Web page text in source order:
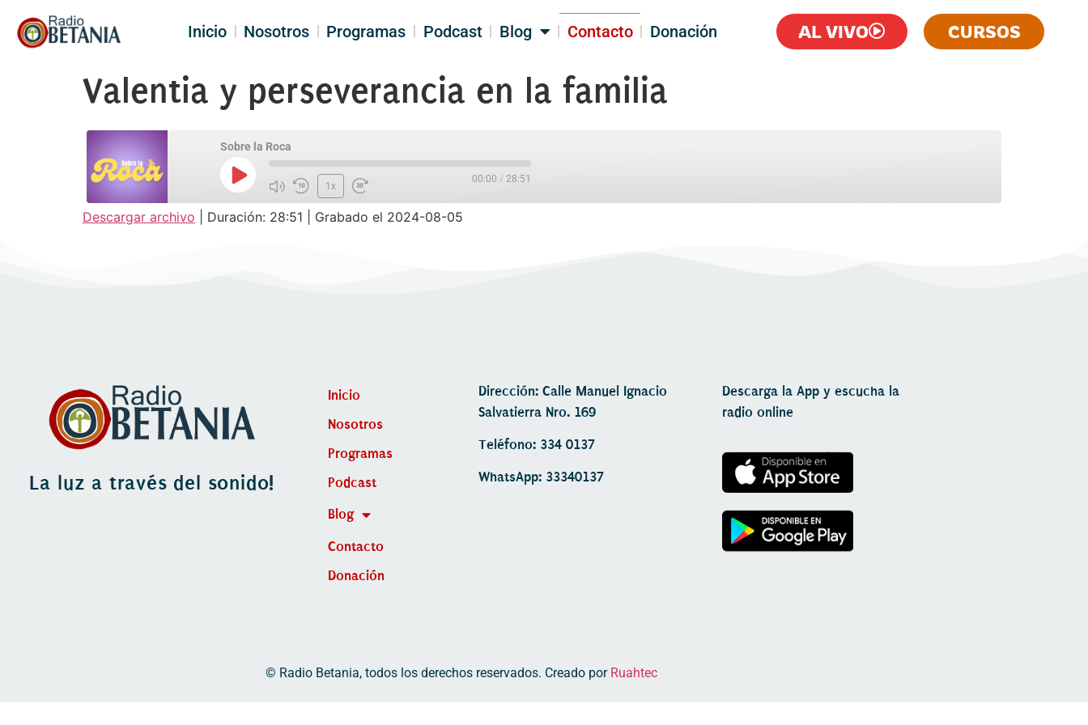
Inicio Nosotros Programas Podcast Blog Contacto Donación AL VIVO CURSOS
Valentia y perseverancia en la familia
Sobre la Roca
1x
00:00 / 28:51
SUSCRIBIR COMPARTIR
Descargar archivo Duración: 28:51 Grabado el 2024-08-05
La luz a través del sonido!
Inicio
Nosotros
Programas
Podcast
Blog
Contacto
Donación
Dirección: Calle Manuel Ignacio
Salvatierra Nro. 169
Teléfono: 334 0137
WhatsApp: 33340137
Descarga la App y escucha la
radio online
© Radio Betania, todos los derechos reservados. Creado por Ruahtec